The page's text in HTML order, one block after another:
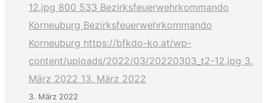
12.jpg 800 533 Bezirksfeuerwehrkommando
Korneuburg Bezirksfeuerwehrkommando
Korneuburg https://bfkdo-ko.at/wp-
content/uploads/2022/03/20220303_t2-12.jpg 3.
März 2022 13. März 2022
3. März 2022